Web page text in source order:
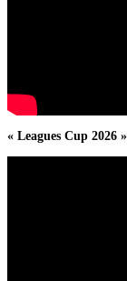
« Leagues Cup 2026 »